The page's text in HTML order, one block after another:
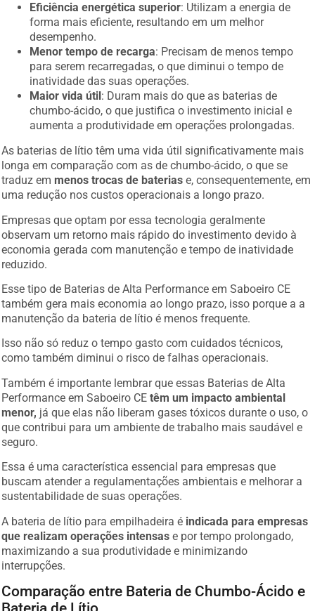
Eficiência energética superior: Utilizam a energia de
forma mais eficiente, resultando em um melhor
desempenho.
Menor tempo de recarga: Precisam de menos tempo
para serem recarregadas, o que diminui o tempo de
inatividade das suas operações.
Maior vida útil : Duram mais do que as baterias de
chumbo-ácido, o que justifica o investimento inicial e
aumenta a produtividade em operações prolongadas.
As baterias de lítio têm uma vida útil significativamente mais
longa em comparação com as de chumbo-ácido, o que se
traduz em menos trocas de baterias e, consequentemente, em
uma redução nos custos operacionais a longo prazo.
Empresas que optam por essa tecnologia geralmente
observam um retorno mais rápido do investimento devido à
economia gerada com manutenção e tempo de inatividade
reduzido.
Esse tipo de Baterias de Alta Performance em Saboeiro CE
também gera mais economia ao longo prazo, isso porque a a
manutenção da bateria de lítio é menos frequente.
Isso não só reduz o tempo gasto com cuidados técnicos,
como também diminui o risco de falhas operacionais.
Também é importante lembrar que essas Baterias de Alta
Performance em Saboeiro CEtêm um impacto ambiental
menor, já que elas não liberam gases tóxicos durante o uso, o
que contribui para um ambiente de trabalho mais saudável e
seguro.
Essa é uma característica essencial para empresas que
buscam atender a regulamentações ambientais e melhorar a
sustentabilidade de suas operações.
A bateria de lítio para empilhadeira é indicada para empresas
que realizam operações intensas e por tempo prolongado,
maximizando a sua produtividade e minimizando
interrupções.
Comparação entre Bateria de Chumbo-Ácido e